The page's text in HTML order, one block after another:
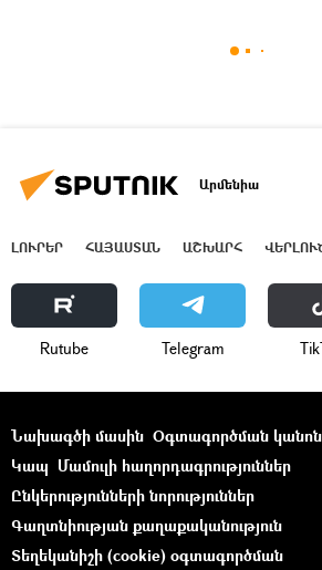
Արմենիա
ԼՈՒՐԵՐ ՀԱՅԱՍՏԱՆ ԱՇԽԱՐՀ
Rutube Telegram
Նախագծի մասին Օգտագործման
Կապ Մամուլի հաղորդագրություններ
Ընկերությունների նորություններ
Գաղտնիության քաղաքականություն
Տեղեկանիշի (cookie) օգտագործման